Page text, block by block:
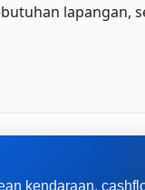
lapangan,
kendaraan,